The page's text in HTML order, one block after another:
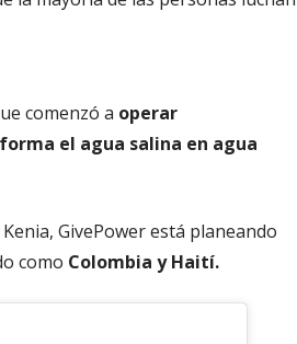
comenzó a operar
el agua salina en agua
GivePower está planeando
como Colombia y Haití.